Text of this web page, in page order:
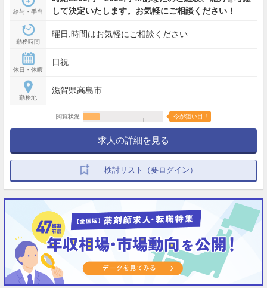
給与・手当
して決定いたします。お気軽にご相談ください！
勤務時間
曜日,時間はお気軽にご相談ください
休日・休暇
日祝
勤務地
滋賀県高島市
閲覧状況 今が狙い目！
求人の詳細を見る
検討リスト（要ログイン）